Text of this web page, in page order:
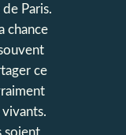
Paris.
chance
ce
soient